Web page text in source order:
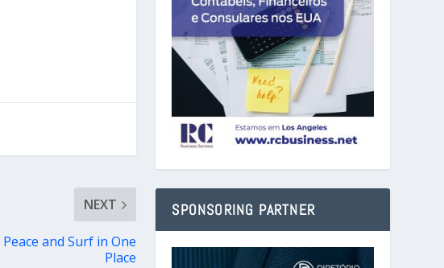
NEXT
and Surf in One
Place
SPONSORING PARTNER